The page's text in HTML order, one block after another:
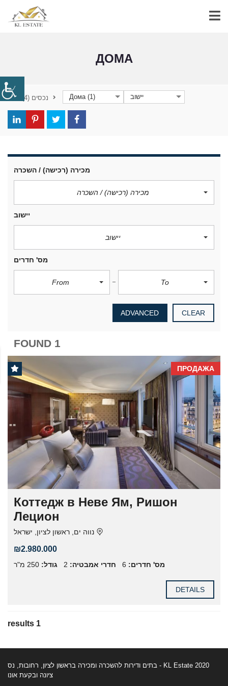
ДОМА
נכסים (4) Дома (1) יישוב
מכירה (רכישה) / השכרה
מכירה (רכישה) / השכרה
יישוב
יישוב
מס' חדרים
From To
CLEAR
ADVANCED
1 FOUND
ПРОДАЖА
Коттедж в Неве Ям, Ришон
Лецион
נווה ים, ראשון לציון, ישראל
₪2.980.000
מס' חדרים: 6 חדרי אמבטיה: 2 גודל: 250 מ"ר
DETAILS
1 results
2020 KL Estate - בתים ודירות להשכרה ומכירה בראשון לציון, רחובות, נס
ציונה ובקעת אונו